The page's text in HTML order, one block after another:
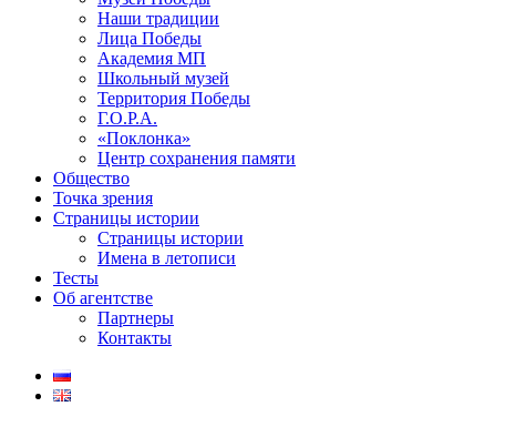
Наши традиции
Лица Победы
Академия МП
Школьный музей
Территория Победы
Г.О.Р.А.
«Поклонка»
Центр сохранения памяти
Общество
Точка зрения
Страницы истории
Страницы истории
Имена в летописи
Тесты
Об агентстве
Партнеры
Контакты